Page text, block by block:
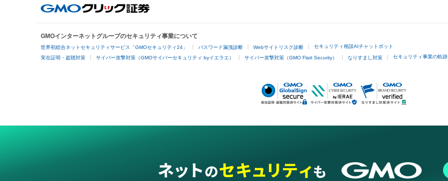
GMOインターネットグループのセキュリティ事業について
世界初総合ネットセキュリティサービス「GMOセキュリティ24」 パスワード漏洩診断 Webサイトリスク診断 セキュリティ相談AIチャットボット
実在証明・盗聴対策 サイバー攻撃対策（GMOサイバーセキュリティ byイエラエ） サイバー攻撃対策（GMO Flatt Security） なりすまし対策 セキュリティ事業の軌跡